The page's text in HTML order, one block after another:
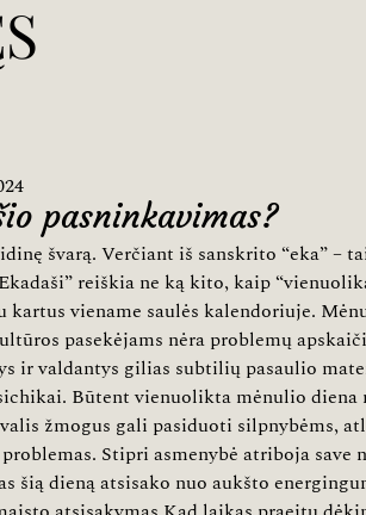
pasninkavimas?
švarą. Verčiant iš sanskrito “eka” –
reiškia ne ką kito, kaip
kartus viename saulės kalendoriuje.
pasekėjams nėra problemų
ir valdantys gilias subtilių pasaulio
Būtent vienuolikta mėnulio diena
žmogus gali pasiduoti silpnybėms,
Stipri asmenybė atriboja save
šią dieną atsisako nuo aukšto